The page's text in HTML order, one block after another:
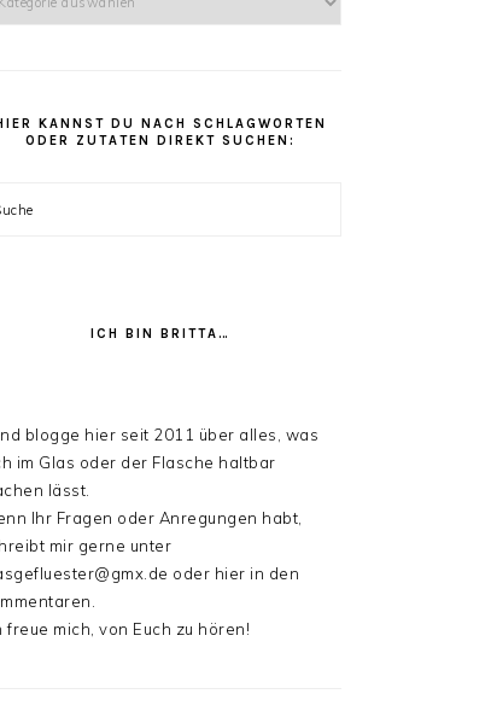
KANNST DU NACH SCHLAGWORTEN
ODER ZUTATEN DIREKT SUCHEN:
ICH BIN BRITTA…
blogge hier seit 2011 über alles, was
im Glas oder der Flasche haltbar
lässt.
Ihr Fragen oder Anregungen habt,
mir gerne unter
oder hier in den
freue mich, von Euch zu hören!